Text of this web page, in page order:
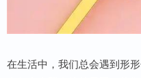
在生活中，我们总会遇到形